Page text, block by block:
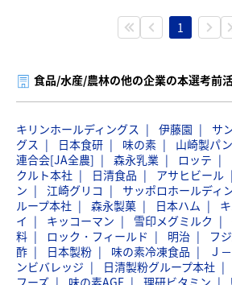
1
食品/水産/農林の他の企業の本選考前
キリンホールディングス 伊藤園
サ
グス
日本食研 味の素 山崎製パン
連合会[JA全農]
森永乳業 ロッテ
クルト本社
日清食品 アサヒビール
ン
江崎グリコ サッポロホールディ
ループ本社
森永製菓 日本ハム
イ
キッコーマン 雪印メグミルク
料
ロック・フィールド 明治 フ
酢
日本製粉 味の素冷凍食品 Ｊ
ンビバレッジ
日清製粉グループ本社
フーズ
味の素AGF 理研ビタミン